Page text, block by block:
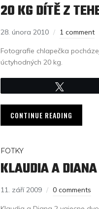
20 KG DÍTĚ Z
28. února 2010 1 comment
Fotografie chlapečka
úctyhodných 20 kg.
CONTINUE READING
FOTKY
KLAUDIA A DIANA
11. září 2009 0 comments